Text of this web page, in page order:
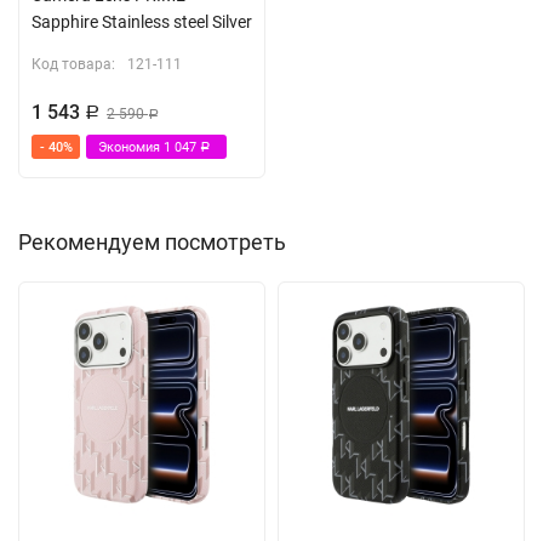
Sapphire Stainless steel Silver
Код товара: 121-111
1 543 Р 2 590Р
- 40% Экономия 1 047 Р
Рекомендуем посмотреть